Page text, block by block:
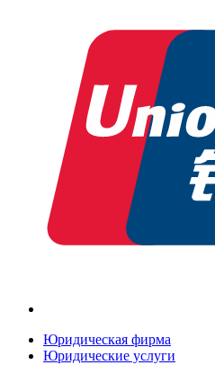
Юридическая фирма
Юридические услуги